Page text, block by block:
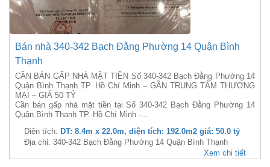
Bán nhà 340-342 Bạch Đằng Phường 14 Quận Bình
Thạnh
CẦN BÁN GẤP NHÀ MẶT TIỀN Số 340-342 Bạch Đằng Phường 14
Quận Bình Thạnh TP. Hồ Chí Minh – GẦN TRUNG TÂM THƯƠNG
MẠI – GIÁ 50 TỶ
Cần bán gấp nhà mặt tiền tại Số 340-342 Bạch Đằng Phường 14
Quận Bình Thạnh TP. Hồ Chí Minh -...
Diện tích: DT: 8.4m x 22.0m, diện tích: 192.0m2 giá: 50.0 tỷ
Địa chỉ: 340-342 Bạch Đằng Phường 14 Quận Bình Thạnh
Xem chi tiết